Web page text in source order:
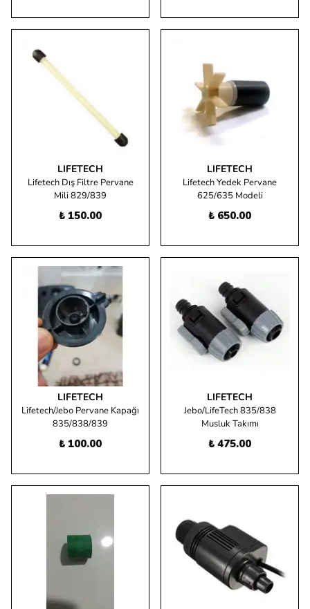
LIFETECH
Lifetech Dış Filtre Pervane
Mili 829/839
₺ 150.00
LIFETECH
Lifetech Yedek Pervane
625/635 Modeli
₺ 650.00
LIFETECH
Lifetech/Jebo Pervane Kapağı
835/838/839
₺ 100.00
LIFETECH
Jebo/LifeTech 835/838
Musluk Takımı
₺ 475.00